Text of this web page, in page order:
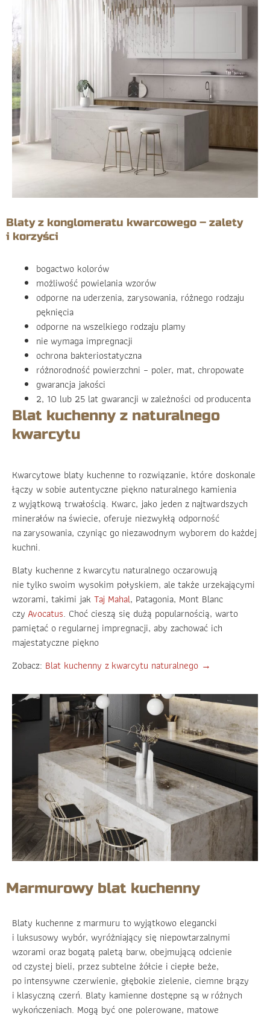
Blaty z konglomeratu kwarcowego – zalety
i korzyści
bogactwo kolorów
możliwość powielania wzorów
odporne na uderzenia, zarysowania, różnego rodzaju
pęknięcia
odporne na wszelkiego rodzaju plamy
nie wymaga impregnacji
ochrona bakteriostatyczna
różnorodność powierzchni – poler, mat, chropowate
gwarancja jakości
2, 10 lub 25 lat gwarancji w zależności od producenta
Blat kuchenny z naturalnego
kwarcytu
Kwarcytowe blaty kuchenne to rozwiązanie, które doskonale
łączy w sobie autentyczne piękno naturalnego kamienia
z wyjątkową trwałością. Kwarc, jako jeden z najtwardszych
minerałów na świecie, oferuje niezwykłą odporność
na zarysowania, czyniąc go niezawodnym wyborem do każdej
kuchni.
Blaty kuchenne z kwarcytu naturalnego oczarowują
nie tylko swoim wysokim połyskiem, ale także urzekającymi
wzorami, takimi jak Taj Mahal, Patagonia, Mont Blanc
czy Avocatus. Choć cieszą się dużą popularnością, warto
pamiętać o regularnej impregnacji, aby zachować ich
majestatyczne piękno
Zobacz: Blat kuchenny z kwarcytu naturalnego →
Marmurowy blat kuchenny
Blaty kuchenne z marmuru to wyjątkowo elegancki
i luksusowy wybór, wyróżniający się niepowtarzalnymi
wzorami oraz bogatą paletą barw, obejmującą odcienie
od czystej bieli, przez subtelne żółcie i ciepłe beże,
po intensywne czerwienie, głębokie zielenie, ciemne brązy
i klasyczną czerń. Blaty kamienne dostępne są w różnych
wykończeniach. Mogą być one polerowane, matowe